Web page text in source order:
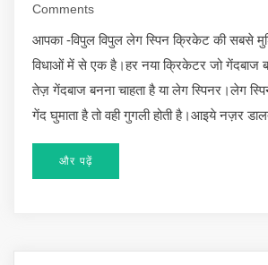
Comments
आपका -विपुल विपुल लेग स्पिन क्रिकेट की सबसे
विधाओं में से एक है।हर नया क्रिकेटर जो गेंदबाज
तेज़ गेंदबाज बनना चाहता है या लेग स्पिनर।लेग
गेंद घुमाता है तो वही गुगली होती है।आइये नज़र
और पढ़ें